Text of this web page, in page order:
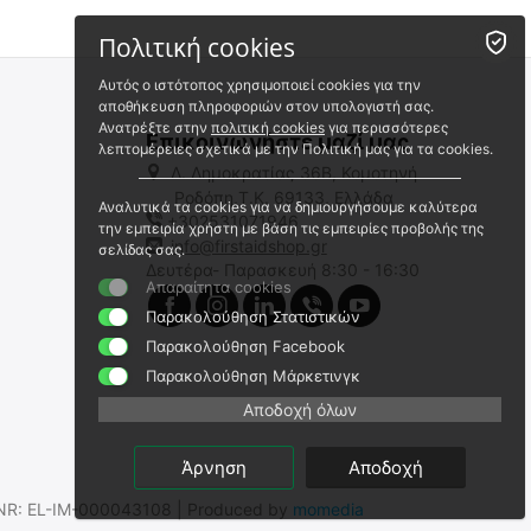
Prestan Ανταλλακτικό Δέρμα
Προσώπου για Πρόπλασμα
RPP-CFACE-4-MS
Άμεσα διαθέσιμο
Αποστολή εντός 24 ωρών
(χωρίς ΦΠΑ)
Prestan Ανταλλακτικό Δέρμα
Προσώπου για Πρόπλασμα
Ενήλικα
RPP-AFACE-4-MS
Άμεσα διαθέσιμο
Αποστολή εντός 24 ωρών
€16.00
€12.90(χωρίς ΦΠΑ)
Επικοινωνήστε μαζί μας
Λ. Δημοκρατίας 36Β, Κομοτηνή
Ροδόπη,Τ.Κ. 69133, Ελλάδα
+302531071946
info@firstaidshop.gr
Δευτέρα- Παρασκευή 8:30 - 16:30
EL-IM-000043108 | Produced by momedia
Πολιτική cookies
Αυτός ο ιστότοπος χρησιμοποιεί cookies για την
αποθήκευση πληροφοριών στον υπολογιστή σας.
Ανατρέξτε στην πολιτική cookies για περισσότερες
λεπτομέρειες σχετικά με την Πολιτική μας για τα cookies.
Αναλυτικά τα cookies για να δημιουργήσουμε καλύτερα
την εμπειρία χρήστη με βάση τις εμπειρίες προβολής της
σελίδας σας.
Απαραίτητα cookies
Παρακολούθηση Στατιστικών
Παρακολούθηση Facebook
Παρακολούθηση Μάρκετινγκ
Αποδοχή όλων
Άρνηση Αποδοχή